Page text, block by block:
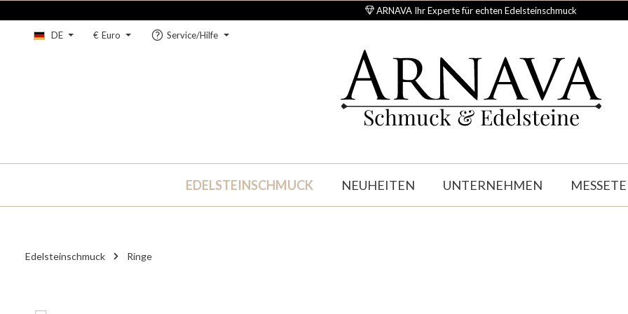
ARNAVA Ihr Experte für echten Edelsteinschmuck
DE € Euro Service/Hilfe
Schmuck & Edelsteine
EDELSTEINSCHMUCK NEUHEITEN UNTERNEHMEN
Edelsteinschmuck Ringe